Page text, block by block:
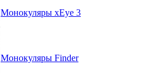
Монокуляры xEye 3
Монокуляры Finder